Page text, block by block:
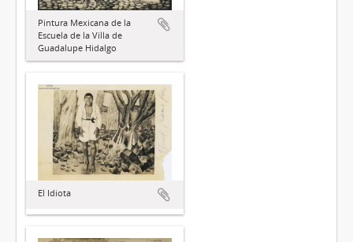
Pintura Mexicana de la
Escuela de la Villa de
Guadalupe Hidalgo
El Idiota